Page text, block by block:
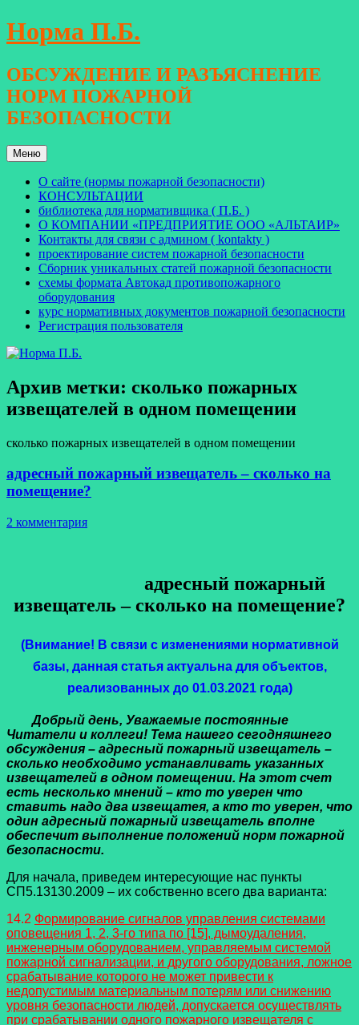
Перейти
к
Норма П.Б.
ОБСУЖДЕНИЕ И РАЗЪЯСНЕНИЕ
НОРМ ПОЖАРНОЙ
БЕЗОПАСНОСТИ
Меню
О сайте (нормы пожарной безопасности)
КОНСУЛЬТАЦИИ
библиотека для нормативщика ( П.Б. )
О КОМПАНИИ «ПРЕДПРИЯТИЕ ООО «АЛЬТАИР»
Контакты для связи с админом ( kontakty )
проектирование систем пожарной безопасности
Сборник уникальных статей пожарной безопасности
схемы формата Автокад противопожарного
оборудования
курс нормативных документов пожарной безопасности
Регистрация пользователя
Архив метки: сколько пожарных
извещателей в одном помещении
сколько пожарных извещателей в одном помещении
адресный пожарный извещатель – сколько на
помещение?
2 комментария
адресный пожарный
извещатель – сколько на помещение?
(Внимание! В связи с изменениями нормативной
базы, данная статья актуальна для объектов,
реализованных до 01.03.2021 года)
Добрый день, Уважаемые постоянные
Читатели и коллеги! Тема нашего сегодняшнего
обсуждения – адресный пожарный извещатель –
сколько необходимо устанавливать указанных
извещателей в одном помещении. На этот счет
есть несколько мнений – кто то уверен что
ставить надо два извещатея, а кто то уверен, что
один адресный пожарный извещатель вполне
обеспечит выполнение положений норм пожарной
безопасности.
Для начала, приведем интересующие нас пункты
СП5.13130.2009 – их собственно всего два варианта:
14.2 Формирование сигналов управления системами
оповещения 1, 2, 3-го типа по [15], дымоудаления,
инженерным оборудованием, управляемым системой
пожарной сигнализации, и другого оборудования, ложное
срабатывание которого не может привести к
недопустимым материальным потерям или снижению
уровня безопасности людей, допускается осуществлять
при срабатывании одного пожарного извещателя с